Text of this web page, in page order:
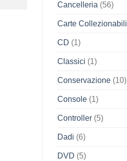
Cancelleria (56)
Carte Collezionabili
CD (1)
Classici (1)
Conservazione(10)
Console(1)
Controller(5)
Dadi (6)
DVD (5)